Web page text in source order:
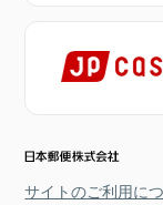
サイトのご利用に